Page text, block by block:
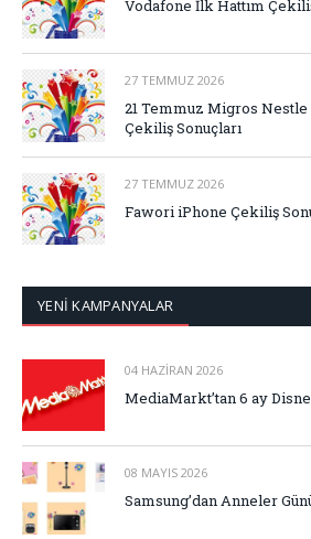
Vodafone İlk Hattım
27 TEMMUZ 2026
21 Temmuz Migros Nestle
Çekiliş Sonuçları
27 TEMMUZ 2026
Fawori iPhone Çekiliş
YENİ KAMPANYALAR
04 HAZIRAN 2026
MediaMarkt’tan 6 ay
08 MAYIS 2026
Samsung’dan Anneler